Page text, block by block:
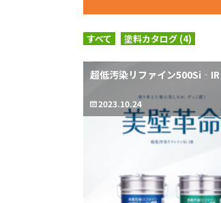
すべて 塗料カタログ (4)
超低汚染リファイン500Si‐IR
2023.10.24